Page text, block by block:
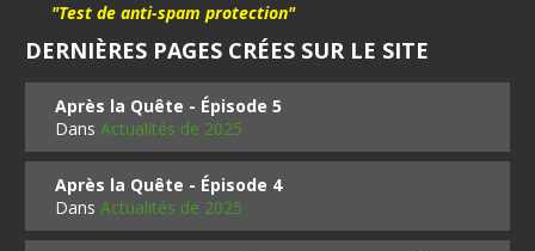
"Test de anti-spam protection"
DERNIÈRES PAGES CRÉES SUR LE SITE
Après la Quête - Épisode 5
DansActualités de 2025
Après la Quête - Épisode 4
DansActualités de 2025